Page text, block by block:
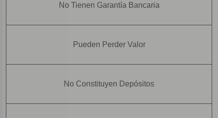
No Tienen Garantía Bancaria
Pueden Perder Valor
No Constituyen Depósitos